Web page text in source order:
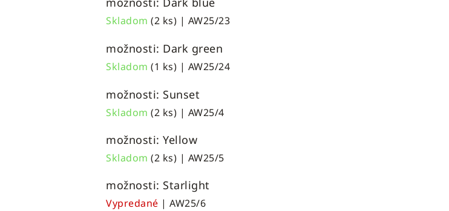
Skladom (2 ks) | AW25/23
možnosti: Dark green
Skladom (1 ks) | AW25/24
možnosti: Sunset
Skladom (2 ks) | AW25/4
možnosti: Yellow
Skladom (2 ks) | AW25/5
možnosti: Starlight
Vypredané | AW25/6